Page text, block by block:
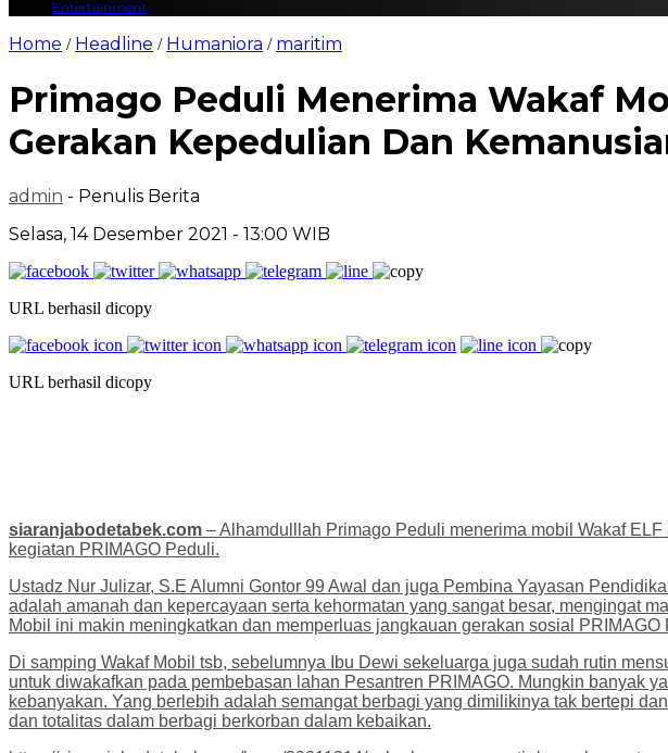
Entertainment
Home / Headline / Humaniora / maritim
Primago Peduli Menerima Wakaf
Gerakan Kepedulian Dan
admin - Penulis Berita
Selasa, 14 Desember 2021 - 13:00 WIB
URL berhasil dicopy
URL berhasil dicopy
siaranjabodetabek.com – Alhamdulllah Primago Peduli menerima mobil Wakaf
kegiatan PRIMAGO Peduli.
Ustadz Nur Julizar, S.E Alumni Gontor 99 Awal dan juga Pembina Yayasan
adalah amanah dan kepercayaan serta kehormatan yang sangat besar, mengingat
Mobil ini makin meningkatkan dan memperluas jangkauan gerakan sosial PRIMAGO
Di samping Wakaf Mobil tsb, sebelumnya Ibu Dewi sekeluarga juga sudah rutin
untuk diwakafkan pada pembebasan lahan Pesantren PRIMAGO. Mungkin banyak
kebanyakan. Yang berlebih adalah semangat berbagi yang dimilikinya tak bertepi
dan totalitas dalam berbagi berkorban dalam kebaikan.